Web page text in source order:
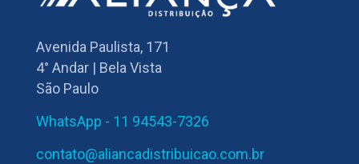
Avenida Paulista, 171
4° Andar | Bela Vista
São Paulo
WhatsApp - 11 94543-7326
contato@aliancadistribuicao.com.br